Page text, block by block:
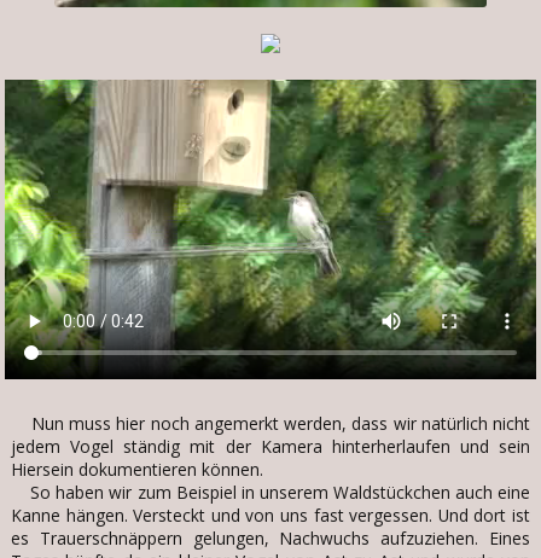
Nun muss hier noch angemerkt werden, dass wir natürlich nicht
jedem Vogel ständig mit der Kamera hinterherlaufen und sein
Hiersein dokumentieren können.
So haben wir zum Beispiel in unserem Waldstückchen auch eine
Kanne hängen. Versteckt und von uns fast vergessen. Und dort ist
es Trauerschnäppern gelungen, Nachwuchs aufzuziehen. Eines